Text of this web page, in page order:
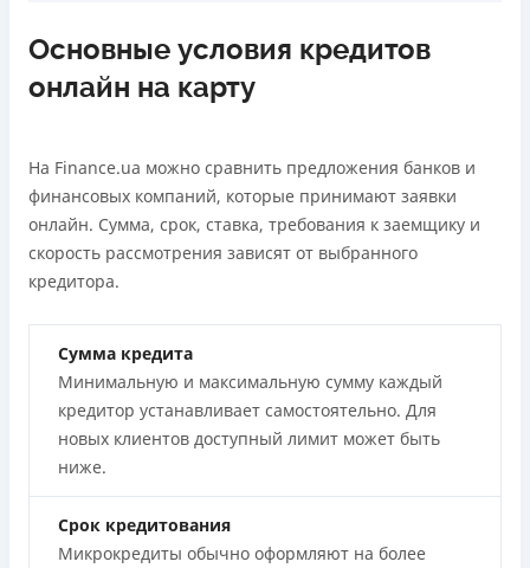
Основные условия кредитов
онлайн на карту
На Finance.ua можно сравнить предложения банков и
финансовых компаний, которые принимают заявки
онлайн. Сумма, срок, ставка, требования к заемщику и
скорость рассмотрения зависят от выбранного
кредитора.
Сумма кредита
Минимальную и максимальную сумму каждый
кредитор устанавливает самостоятельно. Для
новых клиентов доступный лимит может быть
ниже.
Срок кредитования
Микрокредиты обычно оформляют на более